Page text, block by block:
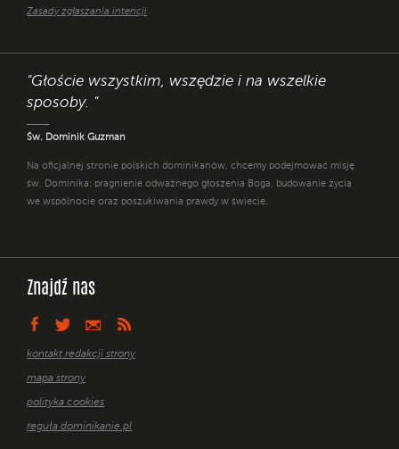
Zasady zgłaszania intencji
"Głoście wszystkim, wszędzie i na wszelkie
sposoby. "
Św. Dominik Guzman
Na oficjalnej stronie polskich dominikanów, chcemy podejmować misję
św. Dominika: pragnienie odważnego głoszenia Boga, budowanie życia
we wspólnocie oraz poszukiwania prawdy w świecie.
Znajdź nas
kontakt redakcji strony
mapa strony
polityka cookies
reguła dominikanie.pl